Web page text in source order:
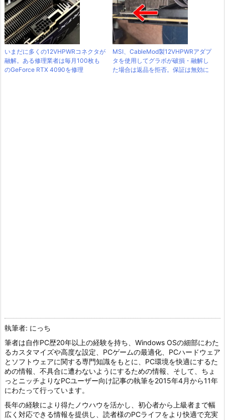
いまだに多くの12VHPWRコネクタが
融解。ある修理業者は毎月100枚も
のGeForce RTX 4090を修理
MSI、CableMod製12VHPWRアダプ
タを使用してグラボが破損・融解し
た場合は返品を拒否。保証は無効に
執筆者: にっち
筆者は自作PC歴20年以上の経験を持ち、Windows OSの細部にわた
るカスタマイズや高度な設定、PCゲームの最適化、PCハードウェア
とソフトウェアに関する専門知識をもとに、PC環境を快適にするた
めの情報、不具合に遭わないようにするための情報、そして、ちょ
っとニッチよりなPCユーザー向け記事の執筆を2015年4月から11年
にわたって行っています。
長年の経験により得たノウハウを活かし、初心者から上級者まで幅
広く対応できる情報を提供し、読者様のPCライフをより快適で充実